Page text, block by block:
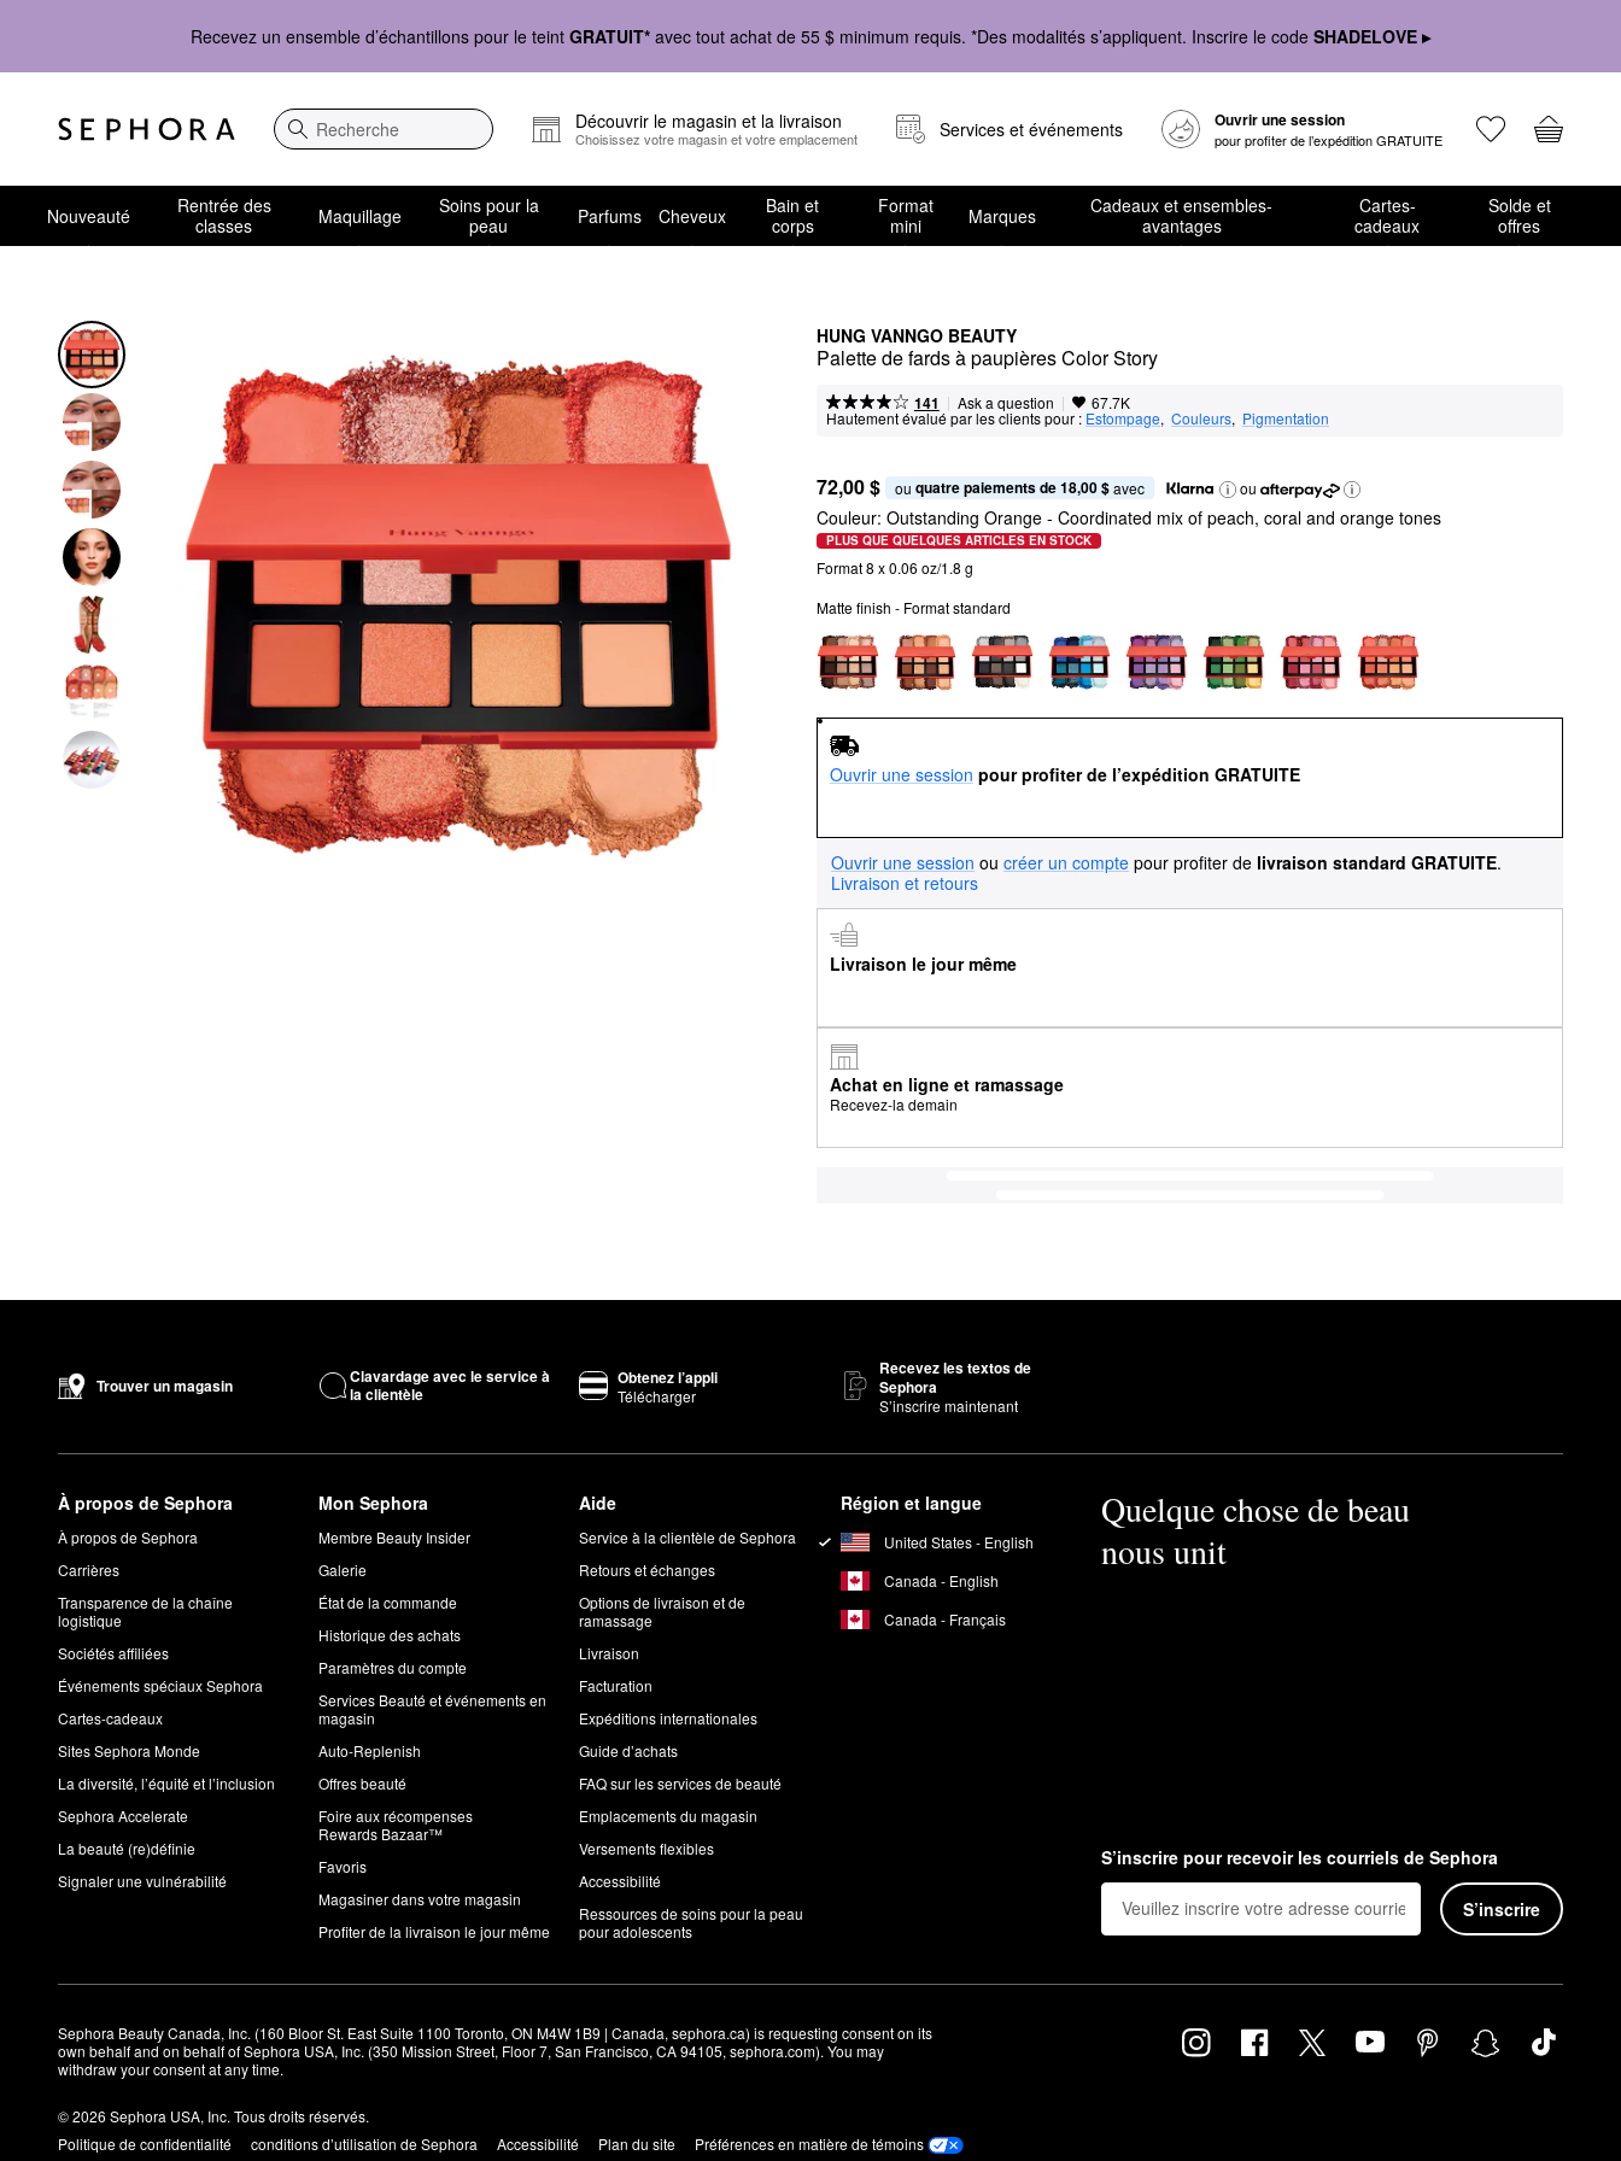
Recevez un ensemble d’échantillons pour le teint GRATUIT* avec tout achat de 55 $ minimum requis. *Des modalités s’appliquent. Inscrire le code SHADELOVE ▸
Recherche
Découvrir le magasin et la livraison
Choisissez votre magasin et votre emplacement Services et événements Ouvrir une session
pour profiter de l’expédition GRATUITE
Nouveauté
Rentrée des
classes
Maquillage
Soins pour la
peau
Parfums Cheveux
Bain et
corps
Format
mini
Marques
Cadeaux et ensembles-
avantages
Cartes-
cadeaux
Solde et
offres
HUNG VANNGO BEAUTY
Palette de fards à paupières Color Story
141 | Ask a question | 67.7K
Hautement évalué par les clients pour : Estompage, Couleurs, Pigmentation
72,00 $ ou quatre paiements de 18,00 $ avec ou
Couleur: Outstanding Orange - Coordinated mix of peach, coral and orange tones
PLUS QUE QUELQUES ARTICLES EN STOCK
Format 8 x 0.06 oz/1.8 g
Matte finish - Format standard
Ouvrir une session pour profiter de l’expédition GRATUITE
Ouvrir une session ou créer un compte pour profiter de livraison standard GRATUITE.
Livraison et retours
Livraison le jour même
Achat en ligne et ramassage
Recevez-la demain
Trouver un magasin
Clavardage avec le service à
la clientèle
Obtenez l’appli
Télécharger
Recevez les textos de
Sephora
S’inscrire maintenant
À propos de Sephora
À propos de Sephora
Carrières
Transparence de la chaîne
logistique
Sociétés affiliées
Événements spéciaux Sephora
Cartes-cadeaux
Sites Sephora Monde
La diversité, l’équité et l’inclusion
Sephora Accelerate
La beauté (re)définie
Signaler une vulnérabilité
Mon Sephora
Membre Beauty Insider
Galerie
État de la commande
Historique des achats
Paramètres du compte
Services Beauté et événements en
magasin
Auto-Replenish
Offres beauté
Foire aux récompenses
Rewards Bazaar™
Favoris
Magasiner dans votre magasin
Profiter de la livraison le jour même
Aide
Service à la clientèle de Sephora
Retours et échanges
Options de livraison et de
ramassage
Livraison
Facturation
Expéditions internationales
Guide d’achats
FAQ sur les services de beauté
Emplacements du magasin
Versements flexibles
Accessibilité
Ressources de soins pour la peau
pour adolescents
Région et langue
United States - English
Canada - English
Canada - Français
Quelque chose de beau
nous unit
S’inscrire pour recevoir les courriels de Sephora
S’inscrire
Sephora Beauty Canada, Inc. (160 Bloor St. East Suite 1100 Toronto, ON M4W 1B9 | Canada, sephora.ca) is requesting consent on its
own behalf and on behalf of Sephora USA, Inc. (350 Mission Street, Floor 7, San Francisco, CA 94105, sephora.com). You may
withdraw your consent at any time.
© 2026 Sephora USA, Inc. Tous droits réservés.
Politique de confidentialité
conditions d’utilisation de Sephora Accessibilité Plan du site Préférences en matière de témoins